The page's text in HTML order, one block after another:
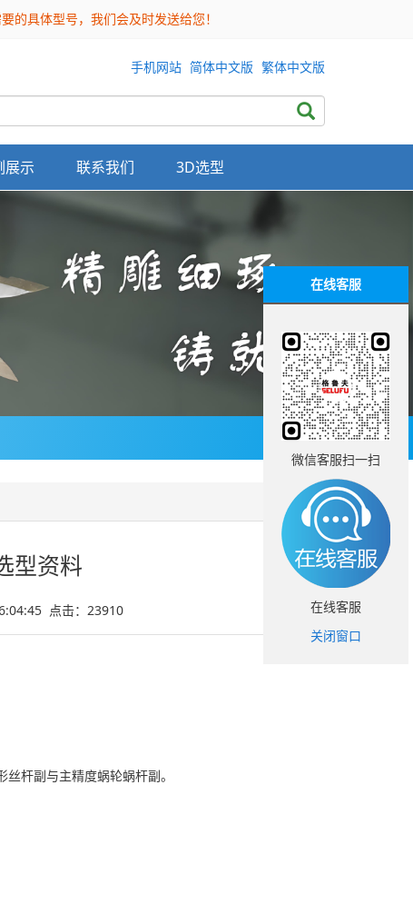
的具体型号，我们会及时发送给您！
手机网站 简体中文版 繁体中文版
展示 联系我们 3D选型
型资料
点击： 23910
杆副与主精度蜗轮蜗杆副。
在线客服
微信客服扫一扫
在线客服
关闭窗口